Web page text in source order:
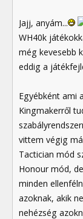
Jajj, anyám...
WH40k
még kevesebb
eddig a
Egyébként ami
Kingmakerről
vittem végig
Tactician mód
Honour mód,
minden
azoknak, akik
nehézség